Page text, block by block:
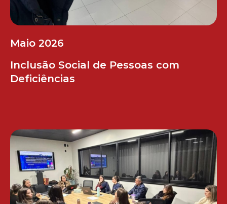
Maio 2026
Inclusão Social de Pessoas com
Deficiências